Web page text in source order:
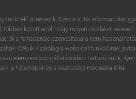
SZÓTÁRA több mint 30 000
jobbára még ma is idegennek
többek között az informatika, a
Bemutatja a magyar nyelvbe
is nevezik. Ezek a sütik információkat
többek között arról, hogy milyen oldalakat keresett
a felhasználó azonosítására nem
Céljuk kizárólag a weboldal funkcióinak
elemzési szolgáltatásokhoz tartozó sütik;
a hőtérképek és a közösségi médiaanalitika.